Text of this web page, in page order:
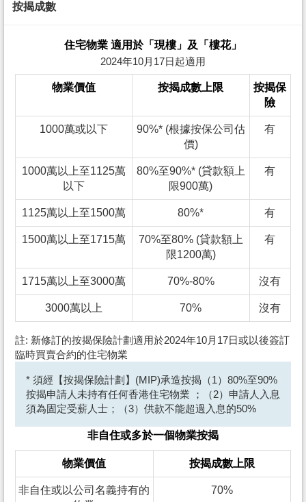
按揭成數
住宅物業 適用於「現樓」及「樓花」
2024年10月17日起適用
物業價值 按揭成數上限
按揭保
險
1000萬或以下
90%* (根據按保公司估
價)
有
1000萬以上至1125萬
以下
80%至90%* (貸款額上
限900萬)
有
1125萬以上至1500萬 80%* 有
1500萬以上至1715萬
70%至80% (貸款額上
限1200萬)
有
1715萬以上至3000萬 70%-80% 沒有
3000萬以上 70% 沒有
註: 新修訂的按揭保險計劃適用於2024年10月17日或以後簽訂
臨時買賣合約的住宅物業
* 須經【按揭保險計劃】(MIP)承造按揭（1）80%至90%
按揭申請人未持有任何香港住宅物業 ；（2）申請人入息
須為固定受薪人士；（3）供款不能超過入息的50%
非自住或多於一個物業按揭
物業價值 按揭成數上限
非自住或以公司名義持有的
70%